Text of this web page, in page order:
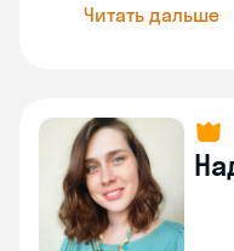
Читать дальше